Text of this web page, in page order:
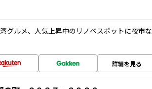
グルメ、人気上昇中のリノベスポットに夜市な
詳細を見る